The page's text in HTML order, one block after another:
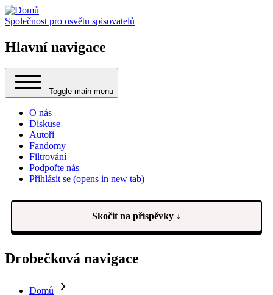
Společnost pro osvětu spisovatelů
Hlavní navigace
Toggle main menu
O nás
Diskuse
Autoři
Fandomy
Filtrování
Podpořte nás
Přihlásit se (opens in new tab)
Skočit na příspěvky ↓
Drobečková navigace
Domů